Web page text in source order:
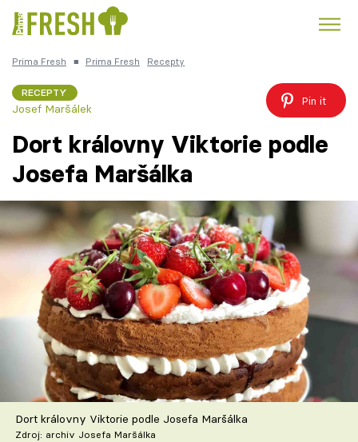
Česká kuchyně
Témata
Recepty
Články
TV Program
Škola vaření
Recepty z TV
Prima Fresh ■ Prima Fresh Recepty
RECEPTY
Josef Maršálek
Pin it
Dort královny Viktorie podle
Josefa Maršálka
Dort královny Viktorie podle Josefa Maršálka
Zdroj: archiv Josefa Maršálka